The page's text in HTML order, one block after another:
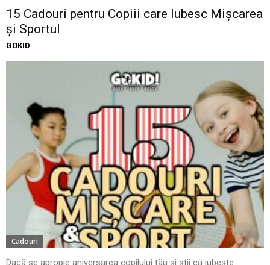
15 Cadouri pentru Copiii care Iubesc Mișcarea
și Sportul
GOKID
Cadouri
Dacă se apropie aniversarea copilului tău și știi că iubește